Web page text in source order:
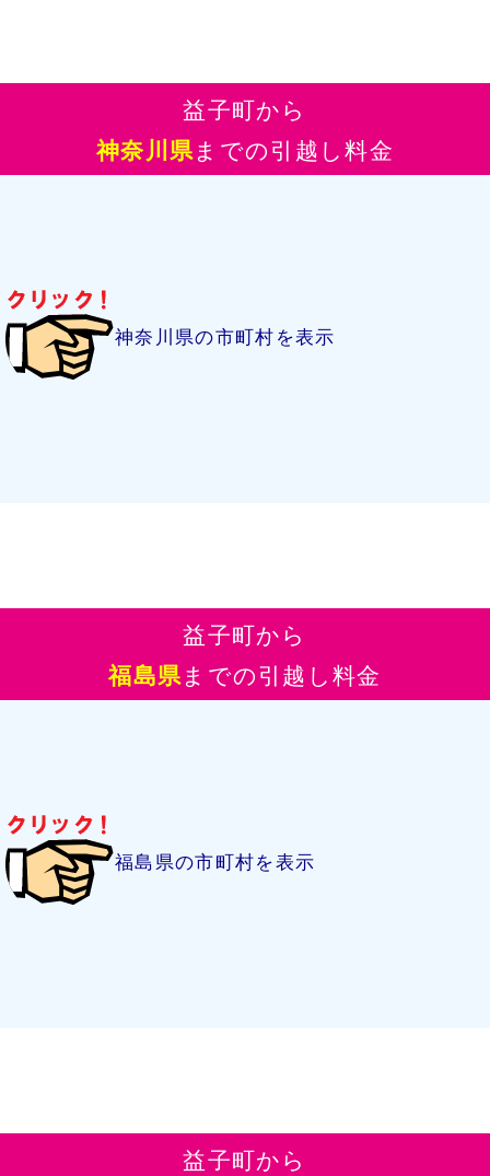
益子町から
神奈川県までの引越し料金
神奈川県の市町村を表示
益子町から
福島県までの引越し料金
福島県の市町村を表示
益子町から